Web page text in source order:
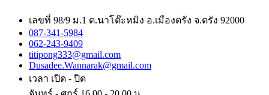
เลขที่ 98/9 ม.1 ต.นาโต๊ะหมิง อ.เมืองตรัง จ.ตรัง 92000
087-341-5984
062-243-9409
titipong333@gmail.com
Dusadee.Wannarak@gmail.com
เวลา เปิด - ปิด